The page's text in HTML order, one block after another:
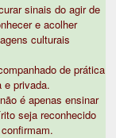
sinais do agir de
e acolher
culturais
de prática
e privada.
é apenas ensinar
seja reconhecido